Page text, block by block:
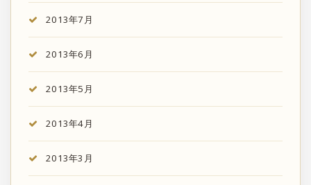
2013年7月
2013年6月
2013年5月
2013年4月
2013年3月